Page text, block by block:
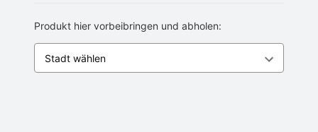
Produkt hier vorbeibringen und abholen: